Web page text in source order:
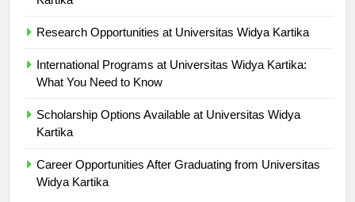
International Programs at Universitas Widya Kartika:
Scholarship Options Available at Universitas Widya
Career Opportunities After Graduating from Universitas